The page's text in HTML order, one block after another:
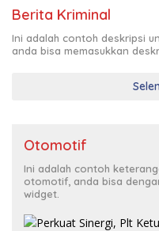
Berita Kriminal
Ini adalah contoh deskripsi
anda bisa memasukkan
Otomotif
Ini adalah contoh
otomotif, anda bisa
widget.